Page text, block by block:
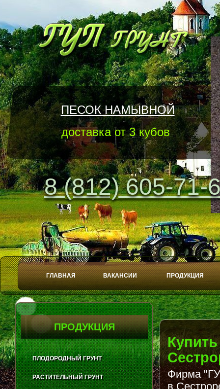
8 (812) 605-71-
ГЛАВНАЯ ВАКАНСИИ ПРОДУКЦИЯ
ПЕСОК НАМЫВНОЙ
доставка от 3 кубов
Play
Stop
Фирма
в
ПРОДУКЦИЯ
ПЛОДОРОДНЫЙ ГРУНТ
РАСТИТЕЛЬНЫЙ ГРУНТ